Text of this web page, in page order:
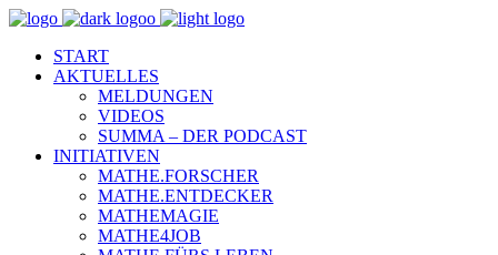
START
AKTUELLES
MELDUNGEN
VIDEOS
SUMMA – DER PODCAST
INITIATIVEN
MATHE.FORSCHER
MATHE.ENTDECKER
MATHEMAGIE
MATHE4JOB